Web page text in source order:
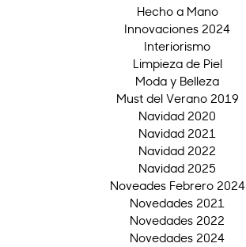
Hecho a Mano
Innovaciones 2024
Interiorismo
Limpieza de Piel
Moda y Belleza
Must del Verano 2019
Navidad 2020
Navidad 2021
Navidad 2022
Navidad 2025
Noveades Febrero 2024
Novedades 2021
Novedades 2022
Novedades 2024